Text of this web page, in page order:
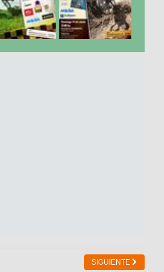
SIGUIENTE